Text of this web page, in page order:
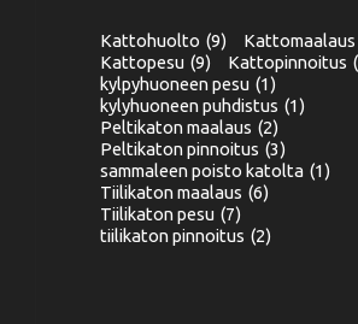
Kattohuolto (9) Kattomaalaus
Kattopesu (9) Kattopinnoitus
kylpyhuoneen pesu (1)
kylyhuoneen puhdistus (1)
Peltikaton maalaus (2)
Peltikaton pinnoitus (3)
sammaleen poisto katolta (1)
Tiilikaton maalaus (6)
Tiilikaton pesu (7)
tiilikaton pinnoitus (2)